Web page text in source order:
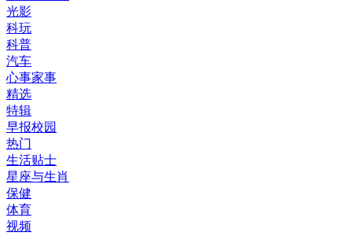
光影
科玩
科普
汽车
心事家事
精选
特辑
早报校园
热门
生活贴士
星座与生肖
保健
体育
视频